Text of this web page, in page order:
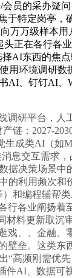
员的采办疑
特定岗亭
万万级样
正在各行各
AI东西的
环境调研
、钉钉AI
平台，人
：2027-
类AI（如
交互需求
决策场景
利用频次
和编程辅帮
各业阐扬
料更新取
、、金融
垒。这类
频刚需优
AI、数据可